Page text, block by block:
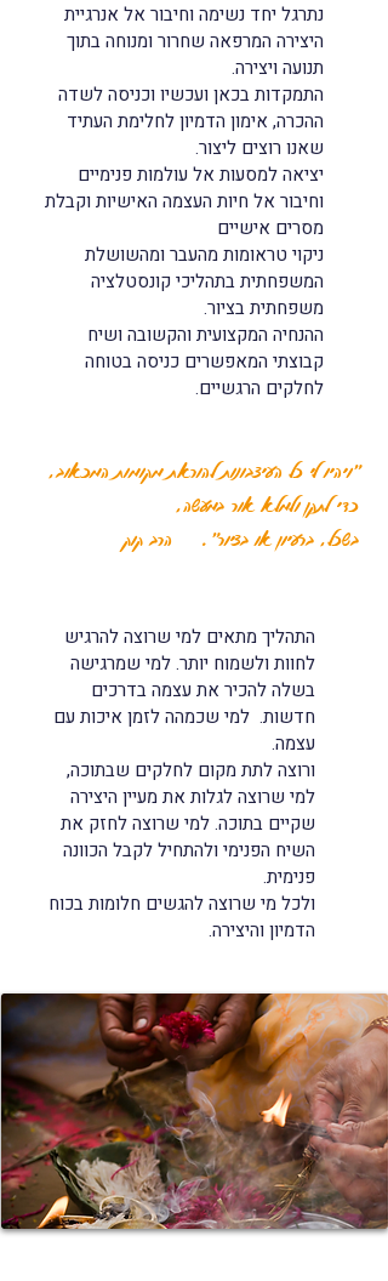
נתרגל יחד נשימה וחיבור אל אנרגיית
היצירה המרפאה שחרור ומנוחה בתוך
תנועה ויצירה.
התמקדות בכאן ועכשיו וכניסה לשדה
ההכרה, אימון הדמיון לחלימת העתיד
שאנו רוצים ליצור.
יציאה למסעות אל עולמות פנימיים
וחיבור אל חיות העצמה האישיות וקבלת
מסרים אישיים
ניקוי טראומות מהעבר ומהשושלת
המשפחתית בתהליכי קונסטלציה
משפחתית בציור.
ההנחיה המקצועית והקשובה ושיח
קבוצתי המאפשרים כניסה בטוחה
לחלקים הרגשיים.
"ויהיו לי כל העיצבונות להוראת מקומות המכאוב,
כדי לתקן ולמלא אור במעשה,
בשכל, ברעיון או בציור". הרב קוק
התהליך מתאים למי שרוצה להרגיש
לחוות ולשמוח יותר. למי שמרגישה
בשלה להכיר את עצמה בדרכים
חדשות. למי שכמהה לזמן איכות עם
עצמה.
ורוצה לתת מקום לחלקים שבתוכה,
למי שרוצה לגלות את מעיין היצירה
שקיים בתוכה. למי שרוצה לחזק את
השיח הפנימי ולהתחיל לקבל הכוונה
פנימית.
ולכל מי שרוצה להגשים חלומות בכוח
הדמיון והיצירה.